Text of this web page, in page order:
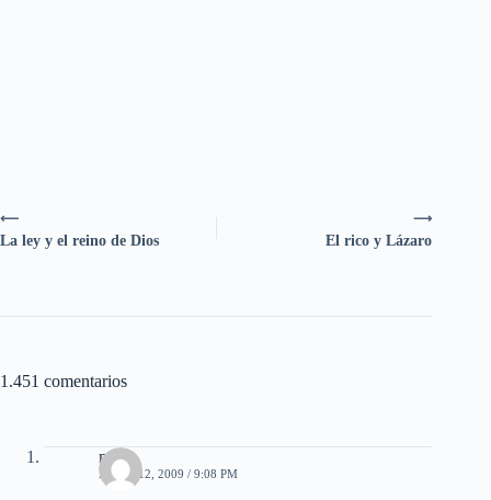
⟶
El rico y Lázaro
⟵
La ley y el reino de Dios
1.451 comentarios
mael
MAYO 12, 2009 / 9:08 PM